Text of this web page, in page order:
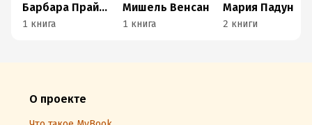
Барбара Прайтлер
1 книга
Мишель Венсан
1 книга
Мария Падун
2 книги
О проекте